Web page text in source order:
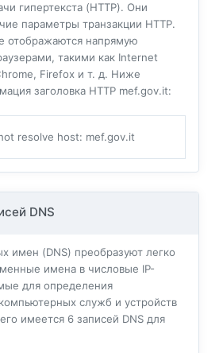
гипертекста (HTTP). Они
параметры транзакции HTTP.
отображаются напрямую
такими как Internet
Firefox и т. д. Ниже
заголовка HTTP mef.gov.it:
resolve host: mef.gov.it
DNS
имен (DNS) преобразуют легко
имена в числовые IP-
для определения
служб и устройств
имеется 6 записей DNS для